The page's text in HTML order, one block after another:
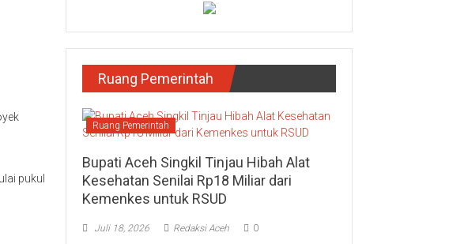
pukul
Ruang Pemerintah
Ruang Pemerintah
Bupati Aceh Singkil Tinjau Hibah Alat
Kesehatan Senilai Rp18 Miliar dari
Kemenkes untuk RSUD
Juli 18, 2026 Redaksi Aceh 0